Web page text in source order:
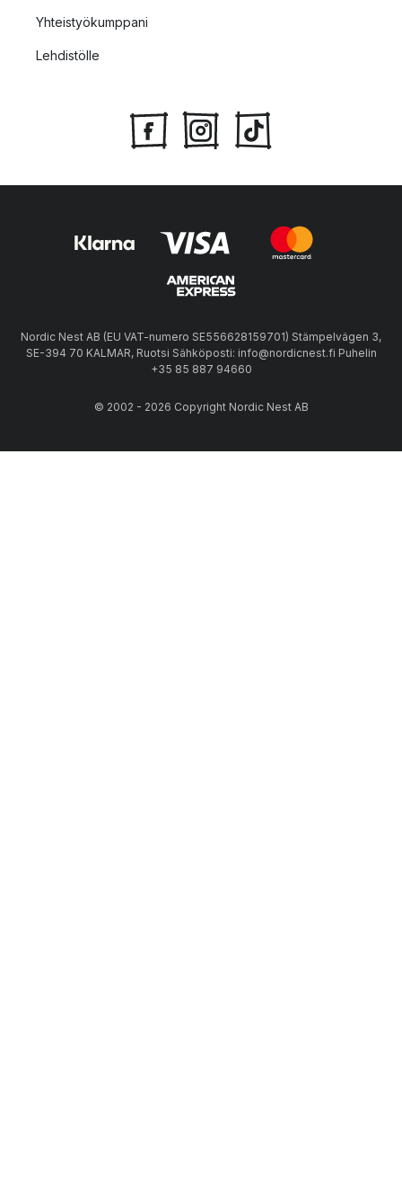
Yhteistyökumppani
Lehdistölle
Nordic Nest AB (EU VAT-numero SE556628159701) Stämpelvägen 3,
SE-394 70 KALMAR, Ruotsi Sähköposti: info@nordicnest.fi Puhelin
+35 85 887 94660
© 2002 - 2026 Copyright Nordic Nest AB